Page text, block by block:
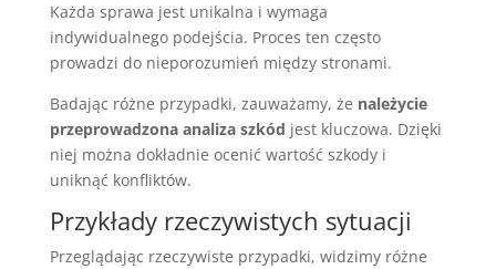
Każda sprawa jest unikalna i wymaga
indywidualnego podejścia. Proces ten często
prowadzi do nieporozumień między stronami.
Badając różne przypadki, zauważamy, że należycie
przeprowadzona analiza szkód jest kluczowa. Dzięki
niej można dokładnie ocenić wartość szkody i
uniknąć konfliktów.
Przykłady rzeczywistych sytuacji
Przeglądając rzeczywiste przypadki, widzimy różne